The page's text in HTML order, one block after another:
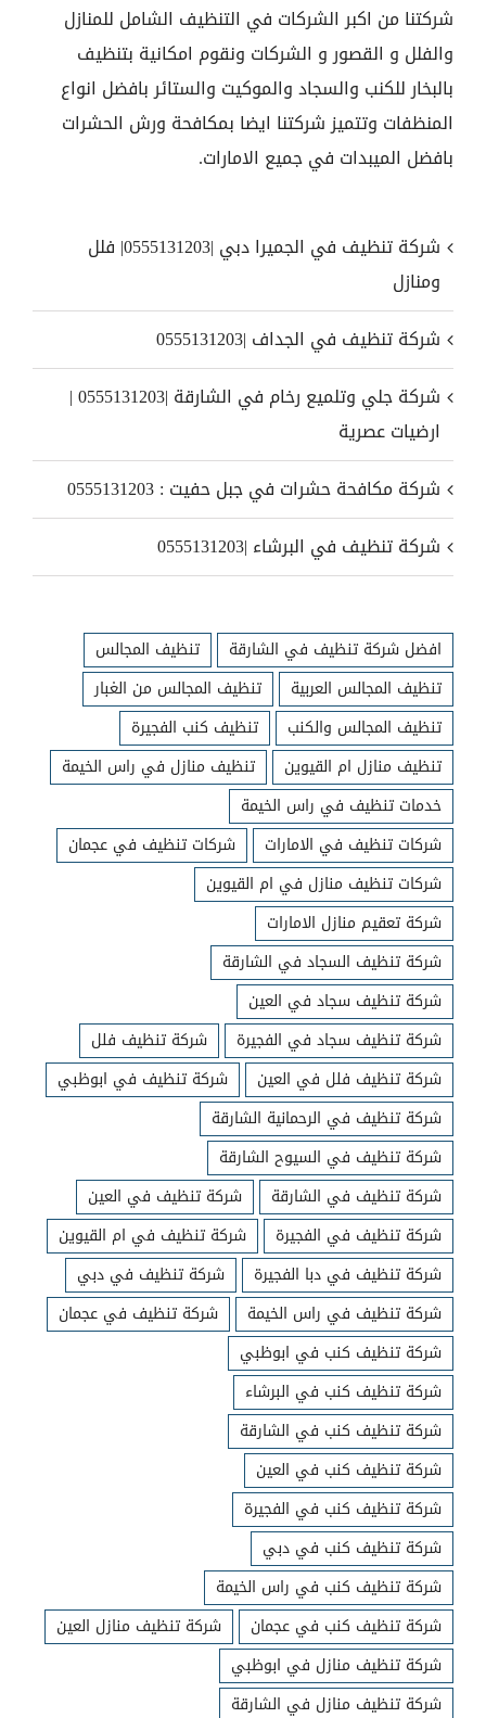
شركتنا من اكبر الشركات في التنظيف الشامل للمنازل
والفلل و القصور و الشركات ونقوم امكانية بتنظيف
بالبخار للكنب والسجاد والموكيت والستائر بافضل انواع
المنظفات وتتميز شركتنا ايضا بمكافحة ورش الحشرات
بافضل الميبدات في جميع الامارات.
شركة تنظيف في الجميرا دبي |0555131203| فلل
ومنازل
شركة تنظيف في الجداف |0555131203
شركة جلي وتلميع رخام في الشارقة |0555131203 |
ارضيات عصرية
شركة مكافحة حشرات في جبل حفيت : 0555131203
شركة تنظيف في البرشاء |0555131203
افضل شركة تنظيف في الشارقة
تنظيف المجالس
تنظيف المجالس العربية
تنظيف المجالس من الغبار
تنظيف المجالس والكنب
تنظيف كنب الفجيرة
تنظيف منازل ام القيوين
تنظيف منازل في راس الخيمة
خدمات تنظيف في راس الخيمة
شركات تنظيف في الامارات
شركات تنظيف في عجمان
شركات تنظيف منازل في ام القيوين
شركة تعقيم منازل الامارات
شركة تنظيف السجاد في الشارقة
شركة تنظيف سجاد في العين
شركة تنظيف سجاد في الفجيرة
شركة تنظيف فلل
شركة تنظيف فلل في العين
شركة تنظيف في ابوظبي
شركة تنظيف في الرحمانية الشارقة
شركة تنظيف في السيوح الشارقة
شركة تنظيف في الشارقة
شركة تنظيف في العين
شركة تنظيف في الفجيرة
شركة تنظيف في ام القيوين
شركة تنظيف في دبا الفجيرة
شركة تنظيف في دبي
شركة تنظيف في راس الخيمة
شركة تنظيف في عجمان
شركة تنظيف كنب في ابوظبي
شركة تنظيف كنب في البرشاء
شركة تنظيف كنب في الشارقة
شركة تنظيف كنب في العين
شركة تنظيف كنب في الفجيرة
شركة تنظيف كنب في دبي
شركة تنظيف كنب في راس الخيمة
شركة تنظيف كنب في عجمان
شركة تنظيف منازل العين
شركة تنظيف منازل في ابوظبي
شركة تنظيف منازل في الشارقة